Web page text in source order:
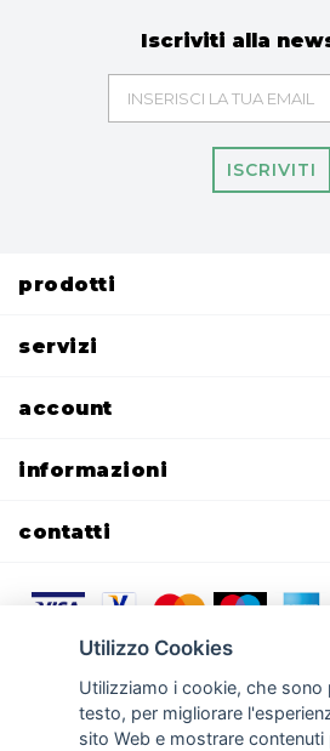
Iscriviti alla
ISCRIVITI
prodotti
servizi
account
informazioni
contatti
Gomma per stampi e per calchi|
Silicone liquido per stampi e silicone per
Smooth-On|Resine poliuretaniche|
Utilizzo Cookies
Utilizziamo i cookie, che sono
testo, per migliorare
sito Web e mostrare contenuti